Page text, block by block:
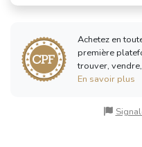
Achetez en
première
trouver,
En savoir plus